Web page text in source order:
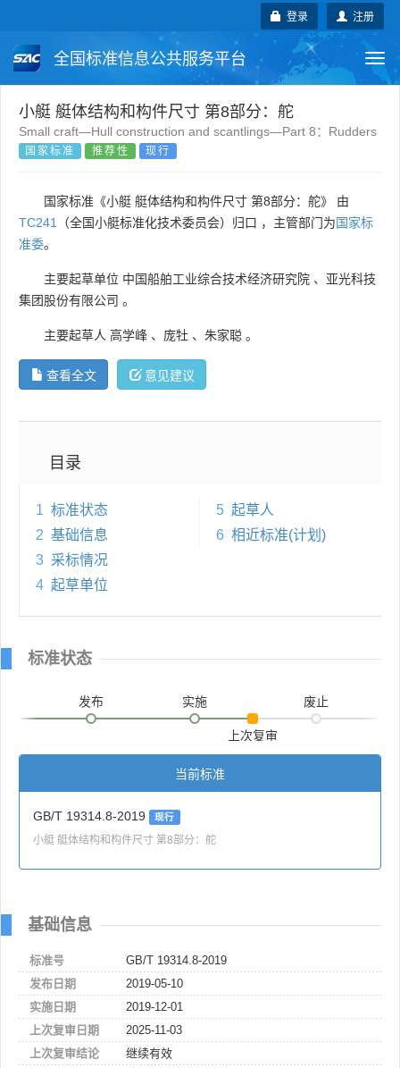
注册
登录
全国标准信息公共服务平台
国家标准 行业标准
团体标准
国外标准 技术委员会
小艇 艇体结构和构件尺寸 第8部分：舵
Small craft—Hull construction and scantlings—Part 8：Rudders
国家标准 推荐性 现行
国家标准《小艇 艇体结构和构件尺寸 第8部分：舵》 由
TC241
（全国小艇标准化技术委员会）归口 ，主管部门为国家标
准委。
主要起草单位 中国船舶工业综合技术经济研究院 、 亚光科技
集团股份有限公司 。
主要起草人 高学峰 、 庞牡 、 朱家聪 。
查看全文 意见建议
目录
1 标准状态
2 基础信息
3 采标情况
4 起草单位
5 起草人
6 相近标准(计划)
标准状态
发布 实施
上次复审
废止
当前标准
GB/T 19314.8-2019 现行
小艇 艇体结构和构件尺寸 第8部分：舵
基础信息
标准号
GB/T 19314.8-2019
发布日期
2019-05-10
实施日期
2019-12-01
上次复审日期
2025-11-03
上次复审结论
继续有效